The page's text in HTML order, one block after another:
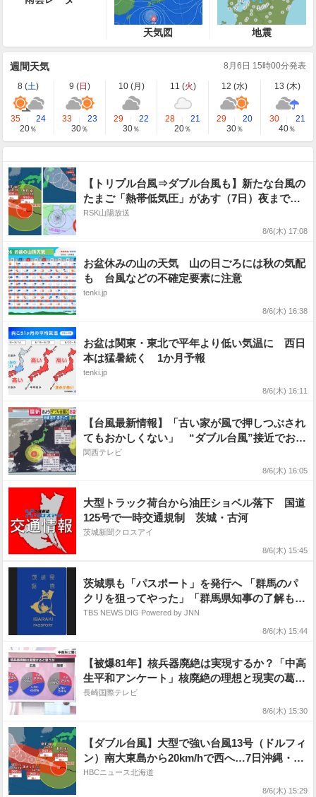
天気図 地震
週間天気 8月6日 15時00分発表
8 (土) 9 (日 ) 10 (月 ) 11 (火) 12 (水) 13 (木)
35
24
20％
33
23
30％
29
22
30％
28
21
20％
29
20
30％
30
21
40％
【トリプル台風⇒ダブル台風も】新たな台風の
たまご「熱帯低気圧」があす（7日）夜までに
発生か…大型の台風15号は東日本に接近か...大
型で強い台風13号は?雨・風シミュレーション
RSK山陽放送
8/6(木) 17:08
お盆休みの山の天気 山の日ごろには秋の気配
も 台風などの不確定要素に注意
tenki.jp
8/6(木) 16:38
お盆は関東・東北で平年より低い気温に 西日
本は猛暑続く 1か月予報
tenki.jp
8/6(木) 16:11
【台風最新情報】「古い家が風で押しつぶされ
てもおかしくない」 “ダブル台風”接近でお盆
休みに影響か 北日本・東日本は注意を 沖縄
は7～8日「最大瞬間風速55メートル」予想 台
関西テレビ
8/6(木) 16:05
大型トラック荷台から油圧ショベル落下 国道
125号で一時交通規制 茨城・古河
茨城新聞クロスアイ
8/6(木) 15:45
茨城県も「パスポート」を発行へ 「群馬のパ
クリを狙ってやった」「群馬県知事の了解も得
た」
TBS NEWS DIG Powered by JNN
8/6(木) 15:44
【被爆81年】核兵器廃絶は実現するか？「中高
生平和アンケート」核廃絶の理想と現実の葛藤
が浮き彫りに《長崎》
長崎国際テレビ
8/6(木) 15:30
【ダブル台風】大型で強い台風13号（ドルフィ
ン）南大東島から20km/hで西へ…7日沖縄・奄
美地方で最大瞬間風速55m/s予想、台風15号
（チャンホン）は15km/hで北北東へ東日本に
HBCニュース北海道
8/6(木) 15:29